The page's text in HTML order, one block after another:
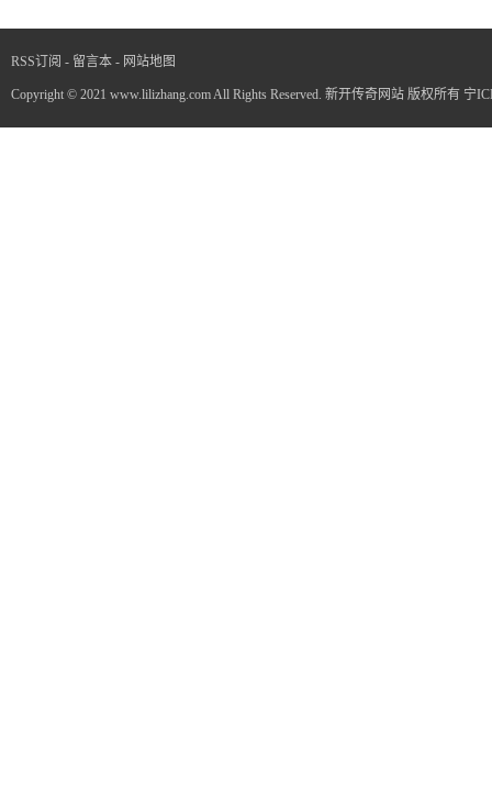
RSS订阅 - 留言本 - 网站地图
Copyright © 2021 www.lilizhang.com All Rights Reserved. 新开传奇网站 版权所有 宁